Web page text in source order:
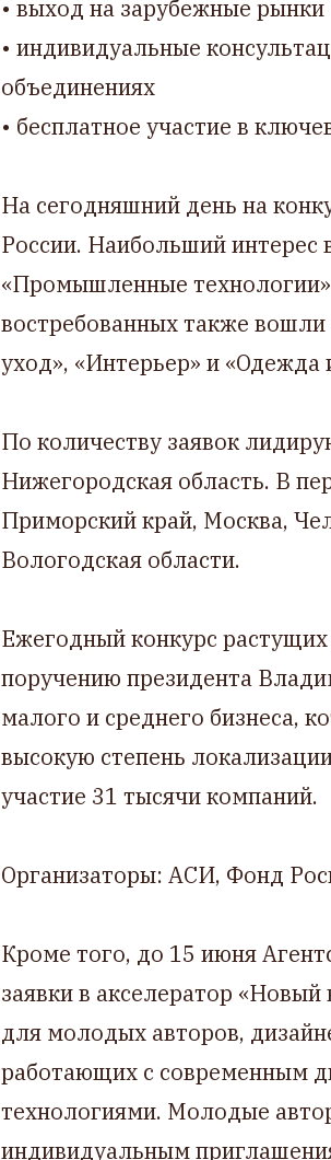
• выход на зарубежные рынки
• индивидуальные
объединениях
• бесплатное участие в
На сегодняшний день на
России. Наибольший интерес
«Промышленные
востребованных также
уход», «Интерьер» и «Одежда
По количеству заявок
Нижегородская область. В
Приморский край, Москва,
Вологодская области.
Ежегодный конкурс
поручению президента
малого и среднего бизнеса,
высокую степень
участие 31 тысячи компаний.
Организаторы: АСИ, Фонд
Кроме того, до 15 июня
заявки в акселератор
для молодых авторов,
работающих с современным
технологиями. Молодые
индивидуальным